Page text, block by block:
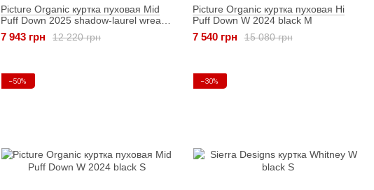
Picture Organic куртка пуховая Mid
Puff Down 2025 shadow-laurel wreath
L
12 220 грн
7 943 грн
Picture Organic куртка пуховая Hi
Puff Down W 2024 black M
15 080 грн
7 540 грн
−50% −30%